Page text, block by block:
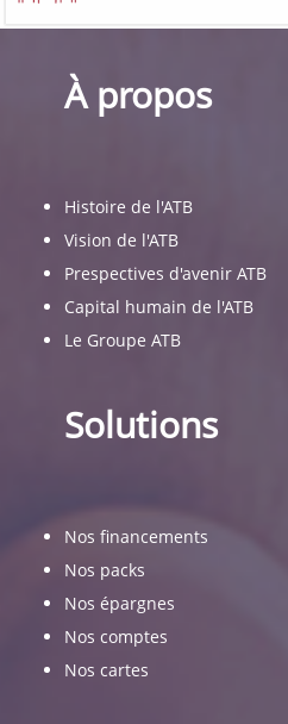
À propos
Histoire de l'ATB
Vision de l'ATB
Prespectives d'avenir ATB
Capital humain de l'ATB
Le Groupe ATB
Solutions
Nos financements
Nos packs
Nos épargnes
Nos comptes
Nos cartes